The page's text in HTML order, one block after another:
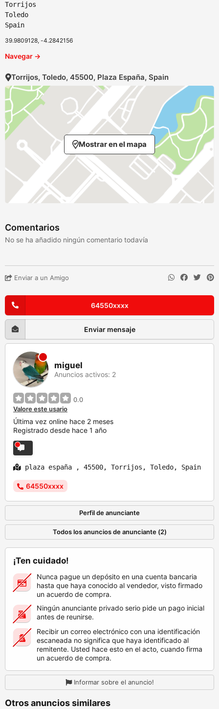
Torrijos
Toledo
Spain
39.9809128, -4.2842156
Navegar →
Torrijos, Toledo, 45500, Plaza España, Spain
Mostrar en el mapa
Comentarios
No se ha añadido ningún comentario todavía
Enviar a un Amigo
64550xxxx
Enviar mensaje
miguel
Anuncios activos: 2
0.0
Valore este usario
Última vez online hace 2 meses
Registrado desde hace 1 año
plaza españa , 45500, Torrijos, Toledo, Spain
64550xxxx
Perfil de anunciante
Todos los anuncios de anunciante (2)
¡Ten cuidado!
Nunca pague un depósito en una cuenta bancaria
hasta que haya conocido al vendedor, visto firmado
un acuerdo de compra.
Ningún anunciante privado serio pide un pago inicial
antes de reunirse.
Recibir un correo electrónico con una identificación
escaneada no significa que haya identificado al
remitente. Usted hace esto en el acto, cuando firma
un acuerdo de compra.
Informar sobre el anuncio!
Otros anuncios similares